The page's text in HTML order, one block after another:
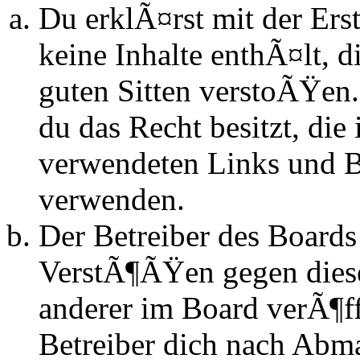
Du erklÃ¤rst mit der
keine Inhalte enthÃ¤lt,
guten Sitten
du das Recht besitzt,
verwendeten Links und
verwenden.
Der Betreiber des
VerstÃ¶ÃŸen gegen
anderer im Board
Betreiber dich nach